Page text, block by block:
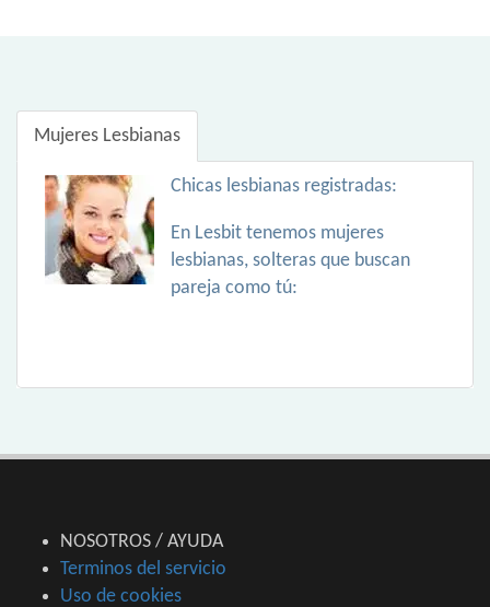
Mujeres Lesbianas
Chicas lesbianas registradas:
En Lesbit tenemos mujeres
lesbianas, solteras que buscan
pareja como tú:
NOSOTROS / AYUDA
Terminos del servicio
Uso de cookies